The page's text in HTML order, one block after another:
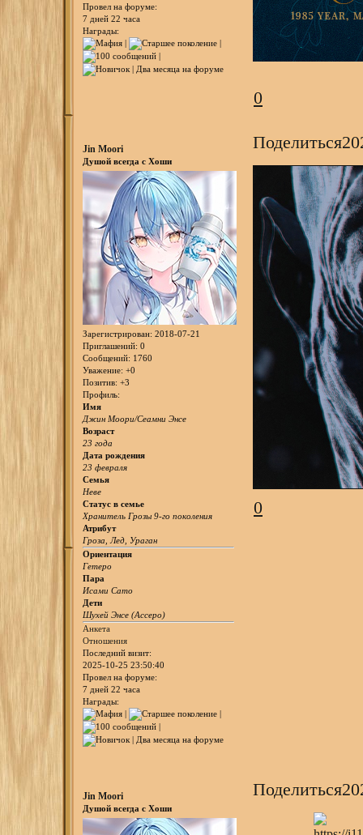
Провел на форуме:
7 дней 22 часа
Награды:
0
Поделиться
Jin Moori
Душой всегда с Хоши
Зарегистрирован: 2018-07-21
Приглашений: 0
Сообщений: 1760
Уважение: +0
Позитив: +3
Профиль:
Имя
Джин Моори/Сеамни Энсе
Возраст
23 года
Дата рождения
23 февраля
Семья
Неве
Статус в семье
Хранитель Грозы 9-го поколения
Атрибут
Гроза, Лед, Ураган
Ориентация
Гетеро
Пара
Исами Сато
Дети
Шухей Энсе (Ассеро)
Анкета
Отношения
Последний визит:
2025-10-25 23:50:40
Провел на форуме:
7 дней 22 часа
Награды:
0
Поделиться
Jin Moori
Душой всегда с Хоши